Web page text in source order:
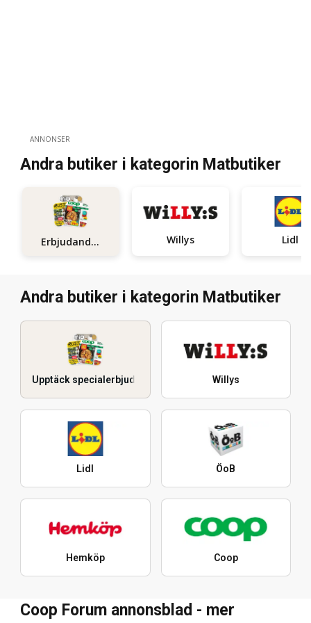
ANNONSER
Andra butiker i kategorin Matbutiker
Erbjudanden Willys Lidl
Andra butiker i kategorin Matbutiker
Upptäck specialerbjudanden Willys
Lidl ÖoB
Hemköp Coop
Coop Forum annonsblad - mer